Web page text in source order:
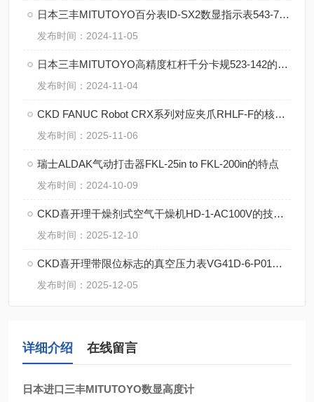
日本三丰MITUTOYO百分表ID-SX2数显指示表543-790B-10的特点
发布时间：2024-11-05
日本三丰MITUTOYO高精度杠杆千分卡规523-142的特点
发布时间：2024-11-04
CKD FANUC Robot CRX系列对应夹爪RHLF-F的核心N
发布时间：2025-11-06
瑞士ALDAK气动打击器FKL-25in to FKL-200in的特点
发布时间：2024-10-09
CKD喜开理干燥剂式空气干燥机HD-1-AC100V的技术支持
发布时间：2025-12-10
CKD喜开理带限位标志的真空压力表VG41D-6-P01的参数
发布时间：2025-12-05
详细介绍 在线留言
日本进口三丰MITUTOYO数显高度计